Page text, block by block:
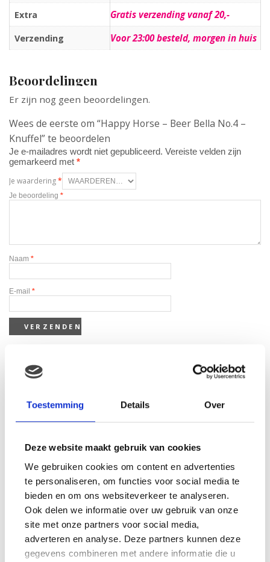
Toestemming Details Over
Deze website maakt gebruik van cookies
We gebruiken cookies om content en advertenties
te personaliseren, om functies voor social media te
bieden en om ons websiteverkeer te analyseren.
Ook delen we informatie over uw gebruik van onze
site met onze partners voor social media,
adverteren en analyse. Deze partners kunnen deze
gegevens combineren met andere informatie die u
Extra Gratis verzending vanaf 20,-
Verzending Voor 23:00 besteld, morgen in huis
Beoordelingen
Er zijn nog geen beoordelingen.
Wees de eerste om “Happy Horse – Beer Bella No.4 –
Knuffel” te beoordelen
Je e-mailadres wordt niet gepubliceerd. Vereiste velden zijn
gemarkeerd met *
Je waardering*
Je beoordeling *
Naam *
E-mail *